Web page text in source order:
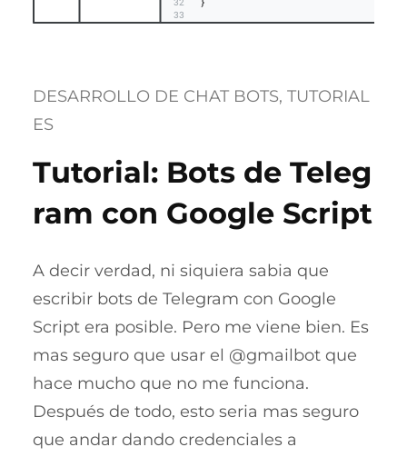
DESARROLLO DE CHAT BOTS, TUTORIAL
ES
Tutorial: Bots de Teleg
ram con Google Script
A decir verdad, ni siquiera sabia que
escribir bots de Telegram con Google
Script era posible. Pero me viene bien. Es
mas seguro que usar el @gmailbot que
hace mucho que no me funciona.
Después de todo, esto seria mas seguro
que andar dando credenciales a